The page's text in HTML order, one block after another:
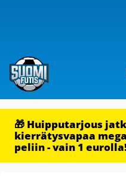
🎁 Huipputarjous
kierrätysvapaa
peliin - vain 1